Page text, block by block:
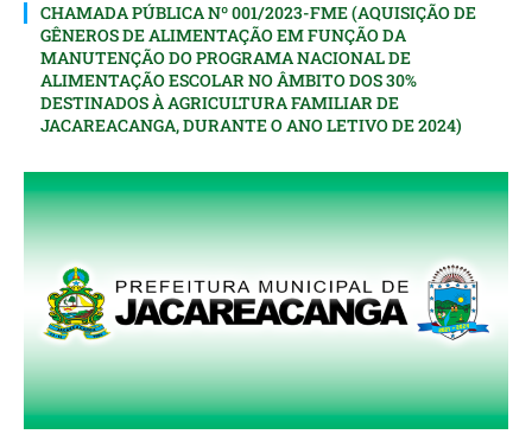
CHAMADA PÚBLICA Nº 001/2023-FME (AQUISIÇÃO DE
GÊNEROS DE ALIMENTAÇÃO EM FUNÇÃO DA
MANUTENÇÃO DO PROGRAMA NACIONAL DE
ALIMENTAÇÃO ESCOLAR NO ÂMBITO DOS 30%
DESTINADOS À AGRICULTURA FAMILIAR DE
JACAREACANGA, DURANTE O ANO LETIVO DE 2024)